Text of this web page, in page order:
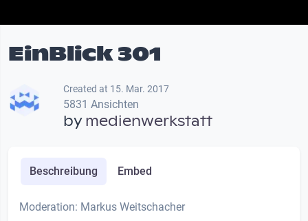
EinBlick 301
Created at 15. Mar. 2017
5831 Ansichten
bymedienwerkstatt
Beschreibung Embed
Moderation: Markus Weitschacher